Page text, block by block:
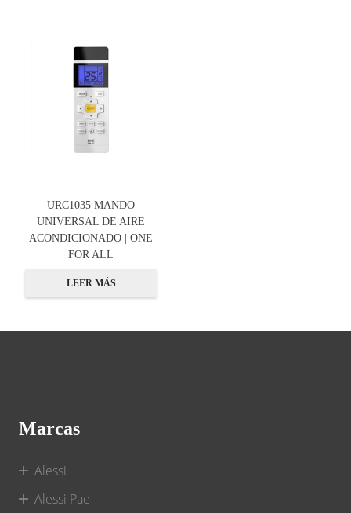
URC1035 MANDO
UNIVERSAL DE AIRE
ACONDICIONADO | ONE
FOR ALL
LEER MÁS
Marcas
Alessi
Alessi Pae